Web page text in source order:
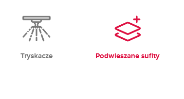
Tryskacze Podwieszane sufity